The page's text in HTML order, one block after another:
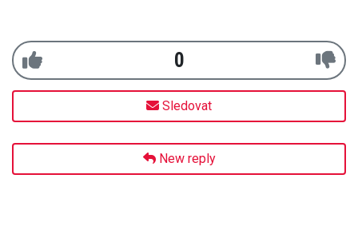
0
Sledovat
New reply